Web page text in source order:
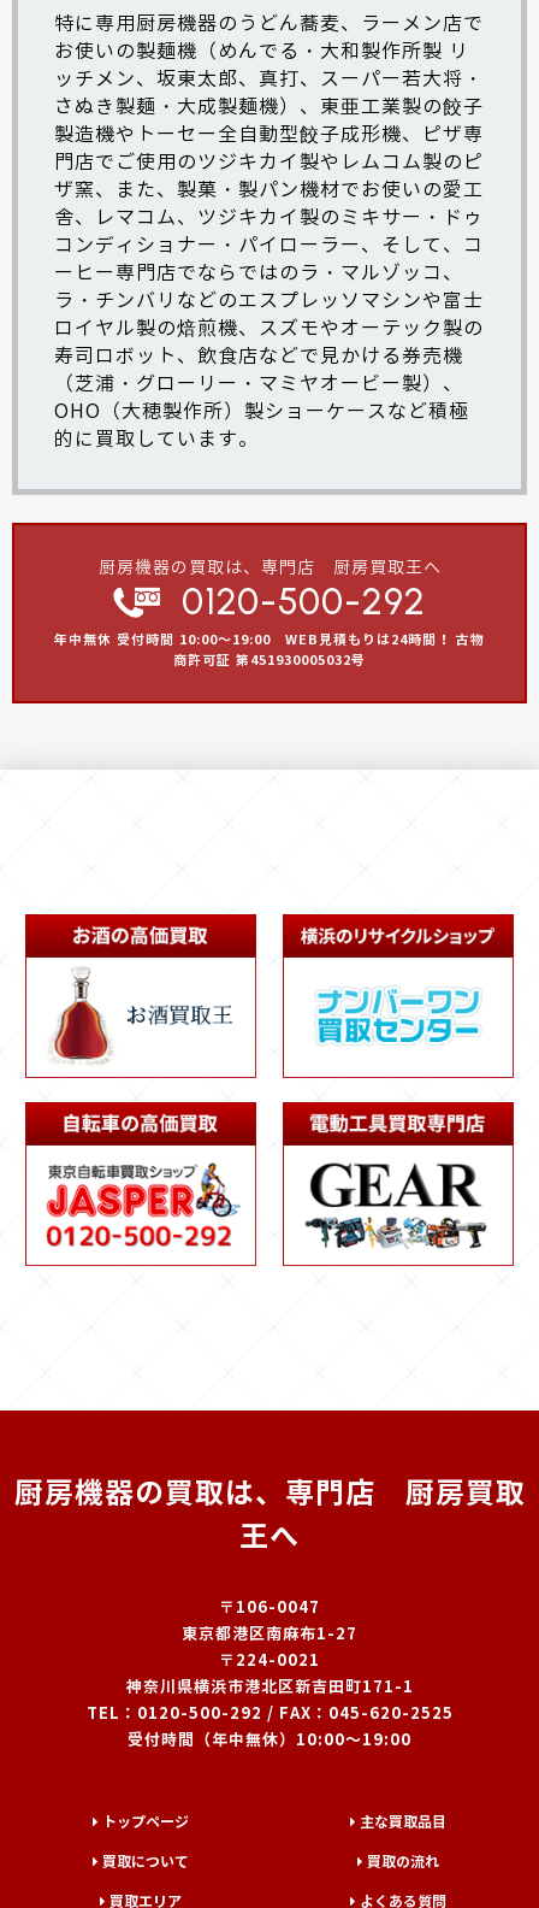
特に専用厨房機器のうどん蕎麦、ラーメン店で
お使いの製麺機 （めんでる ・ 大和製作所製 リ
ッチメン、 坂東太郎、 真打、スーパー若大将 ・
さぬき製麺 ・ 大成製麺機）、 東亜工業製の餃子
製造機や トーセー全自動型餃子成形機、ピザ専
門店でご使用のツジキカイ製やレムコム製の ピ
ザ窯、また、製菓・製パン機材でお使いの愛工
舎、レマコム、ツジキカイ製のミキサー ・ドゥ
コンディショナー・パイローラー、そして、コ
ーヒー専門店でならではのラ・マルゾッコ、
ラ・チンバリ などのエスプレッソマシンや富士
ロイヤル製の焙煎機、 スズモやオーテック製の
寿司ロボット、飲食店などで見かける券売機
（芝浦・グローリー・マミヤオービー製）、
OHO（大穂製作所）製ショーケースなど積極
的に買取しています。
厨房機器の買取は、専門店 厨房買取王へ
0120-500-292
年中無休 受付時間 10:00～19:00 WEB見積もりは24時間！ 古物
商許可証 第451930005032号
厨房機器の買取は、専門店 厨房買取
王へ
〒106-0047
東京都港区南麻布1-27
〒224-0021
神奈川県横浜市港北区新吉田町171-1
TEL： 0120-500-292 / FAX：045-620-2525
受付時間（年中無休）10:00～19:00
トップページ
主な買取品目
買取について
買取の流れ
買取エリア
よくある質問